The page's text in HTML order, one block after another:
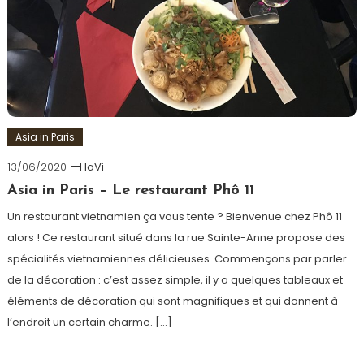
Asia in Paris
13/06/2020
HaVi
Asia in Paris – Le restaurant Phô 11
Un restaurant vietnamien ça vous tente ? Bienvenue chez Phô 11
alors ! Ce restaurant situé dans la rue Sainte-Anne propose des
spécialités vietnamiennes délicieuses. Commençons par parler
de la décoration : c’est assez simple, il y a quelques tableaux et
éléments de décoration qui sont magnifiques et qui donnent à
l’endroit un certain charme. […]